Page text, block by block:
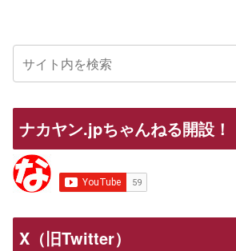
ナカヤン.jpちゃんねる開設！
X（旧Twitter）